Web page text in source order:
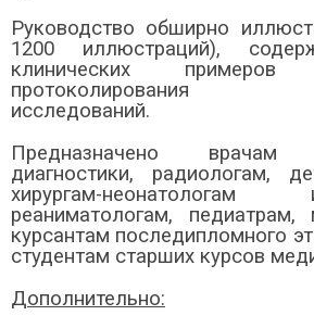
Руководство обширно
1200 иллюстраций),
клинических
протоколирования
исследований.
Предназначено врачам
диагностики, радиологам,
хирургам-
реаниматологам, педиатрам,
курсантам последипломного
студентам старших курсов
Дополнительно: